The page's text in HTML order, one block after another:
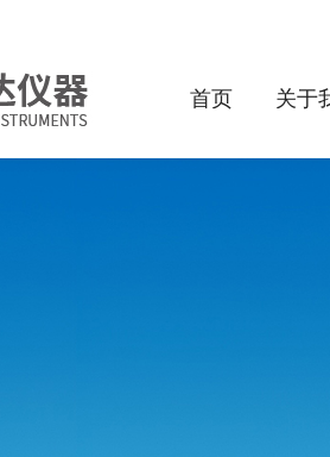
首页 关于